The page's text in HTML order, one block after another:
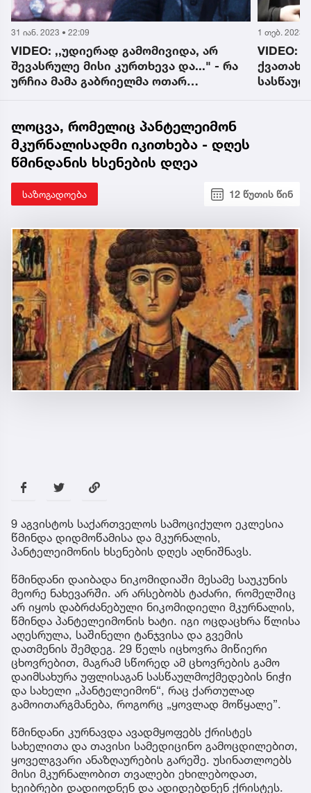
31 იან. 2023 • 22:09
VIDEO: ,,უდიერად გამომივიდა, არ
შევასრულე მისი კურთხევა და..." - რა
ურჩია მამა გაბრიელმა ოთარ
1 თებ. 2023
VIDEO:
ლოცვა, რომელიც პანტელეიმონ
მკურნალისადმი იკითხება - დღეს
წმინდანის ხსენების დღეა
საზოგადოება 12 წუთის წინ
9 აგვისტოს საქართველოს სამოციქულო ეკლესია
წმინდა დიდმოწამისა და მკურნალის,
პანტელეიმონის ხსენების დღეს აღნიშნავს.
წმინდანი დაიბადა ნიკომიდიაში მესამე საუკუნის
მეორე ნახევარში. არ არსებობს ტაძარი, რომელშიც
არ იყოს დაბრძანებული ნიკომიდიელი მკურნალის,
წმინდა პანტელეიმონის ხატი. იგი ოცდაცხრა წლისა
აღესრულა, საშინელი ტანჯვისა და გვემის
დათმენის შემდეგ. 29 წელს იცხოვრა მიწიერი
ცხოვრებით, მაგრამ სწორედ ამ ცხოვრების გამო
დაიმსახურა უფლისაგან სასწაულმოქმედების ნიჭი
და სახელი „პანტელეიმონ“, რაც ქართულად
გამოითარგმანება, როგორც „ყოვლად მოწყალე”.
წმინდანი კურნავდა ავადმყოფებს ქრისტეს
სახელითა და თავისი სამედიცინო გამოცდილებით,
ყოველგვარი ანაზღაურების გარეშე. უსინათლოებს
მისი მკურნალობით თვალები ეხილებოდათ,
ხეიბრები დადიოდნენ და ადიდებდნენ ქრისტეს.